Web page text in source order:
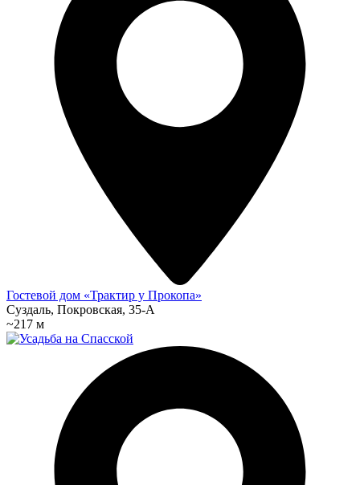
Гостевой дом «Трактир у Прокопа»
Суздаль, Покровская, 35-А
~217 м